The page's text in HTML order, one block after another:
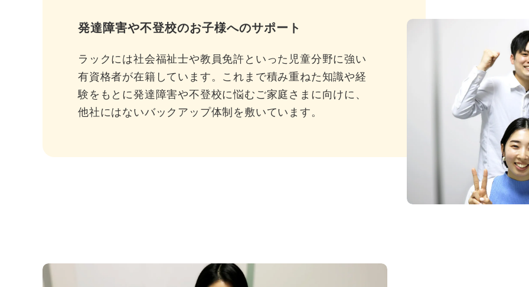
発達障害や不登校のお子様へのサポート
ラックには社会福祉士や教員免許といった児童分野に強い
有資格者が在籍しています。これまで積み重ねた知識や経
験をもとに発達障害や不登校に悩むご家庭さまに向けに、
他社にはないバックアップ体制を敷いています。